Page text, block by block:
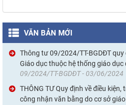
VĂN BẢN MỚI
Thông tư 09/2024/TT-BGDĐT quy
Giáo dục thuộc hệ thống giáo dục
09/2024/TT-BGDĐT - 03/06/2024
THÔNG TƯ Quy định về điều
công nhận văn bằng do cơ sở